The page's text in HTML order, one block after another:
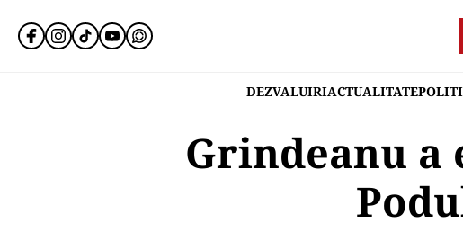
DEZVALUIRIACTUALITATE
Grindeanu a